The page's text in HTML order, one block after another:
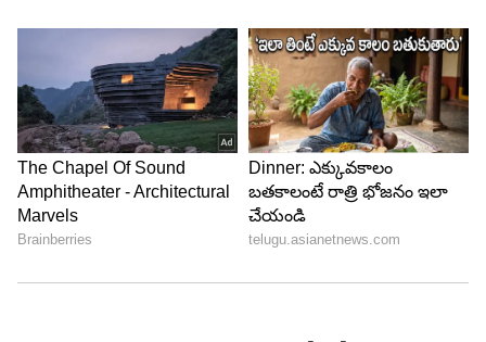
కనీసం 5-10 కిలోమీటర్ల దూరం కారుని టెస్ట్ డ్రైవ్
చేయండి.
మీకు తెలిసిన మెకానిక్‌తో వాహనాన్ని ఒకసారి
చూపించండి.
5
5